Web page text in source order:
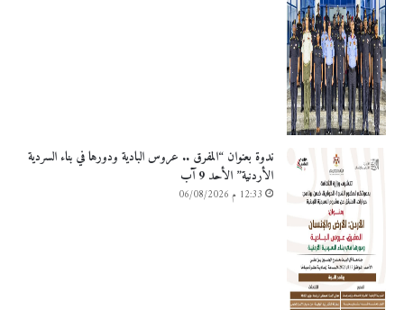
ندوة بعنوان “المفرق .. عروس البادية ودورها في بناء السردية
الأردنية” الأحد 9 آب
12:33 م 06/08/2026